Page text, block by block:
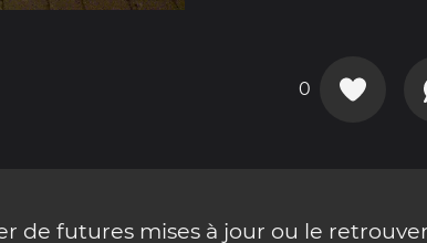
0
de futures mises à jour ou le